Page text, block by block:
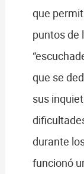
que
puntos de
que se
sus
durante
funcionó